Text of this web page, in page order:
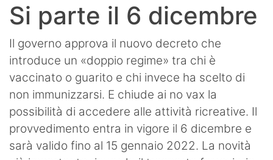
Si parte il 6 dicembre
Il governo approva il nuovo decreto che
introduce un «doppio regime» tra chi è
vaccinato o guarito e chi invece ha scelto di
non immunizzarsi. E chiude ai no vax la
possibilità di accedere alle attività ricreative. Il
provvedimento entra in vigore il 6 dicembre e
sarà valido fino al 15 gennaio 2022. La novità